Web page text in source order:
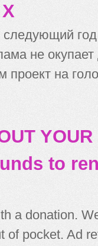
следующий
не
на
to
a donation.
of pocket. Ad